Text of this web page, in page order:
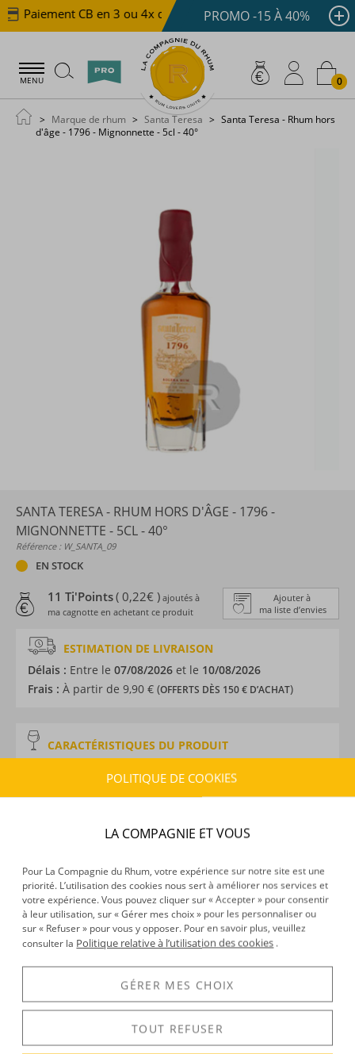
Paiement CB en 3 ou 4x dès 100 € Livraison offerte
PROMO -15 À 40%
MENU 0
Marque de rhum Santa Teresa
Santa Teresa - Rhum hors
d'âge - 1796 - Mignonnette - 5cl - 40°
SANTA TERESA - RHUM HORS D'ÂGE - 1796 -
MIGNONNETTE - 5CL - 40°
Référence : W_SANTA_09
EN STOCK
Ajouter à
ma liste d’envies
11 Ti'Points( 0,22€ ) ajoutés à
ma cagnotte en achetant ce produit
ESTIMATION DE LIVRAISON
Délais : Entre le 07/08/2026 et le 10/08/2026
Frais : À partir de 9,90 € (OFFERTS DÈS 150 € D’ACHAT)
CARACTÉRISTIQUES DU PRODUIT
Venezuela
Spirits Business, Or 2022 The Spirits Business, Or 2021
London Spirits Competition, Or 2020 IWSC San
Francisco
Voir tous les produits :Santa Teresa
POLITIQUE DE COOKIES
LA COMPAGNIE ET VOUS
Pour La Compagnie du Rhum, votre expérience sur notre site est une
priorité. L’utilisation des cookies nous sert à améliorer nos services et
votre expérience. Vous pouvez cliquer sur « Accepter » pour consentir
à leur utilisation, sur « Gérer mes choix » pour les personnaliser ou
sur « Refuser » pour vous y opposer. Pour en savoir plus, veuillez
consulter la Politique relative à l’utilisation des cookies .
GÉRER MES CHOIX
TOUT REFUSER